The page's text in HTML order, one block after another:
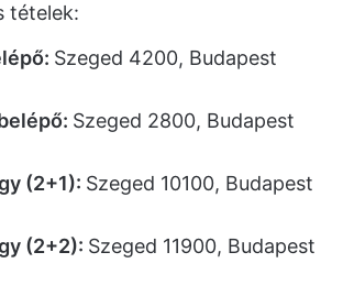
tételek:
Szeged 4200, Budapest
Szeged 2800, Budapest
(2+1): Szeged 10100, Budapest
(2+2): Szeged 11900, Budapest